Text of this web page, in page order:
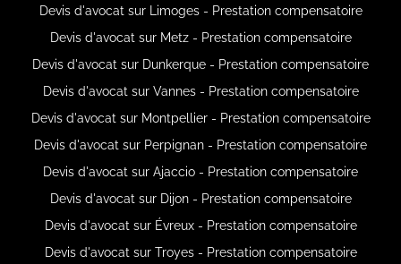
Devis d'avocat sur Limoges - Prestation compensatoire
Devis d'avocat sur Metz - Prestation compensatoire
Devis d'avocat sur Dunkerque - Prestation compensatoire
Devis d'avocat sur Vannes - Prestation compensatoire
Devis d'avocat sur Montpellier - Prestation compensatoire
Devis d'avocat sur Perpignan - Prestation compensatoire
Devis d'avocat sur Ajaccio - Prestation compensatoire
Devis d'avocat sur Dijon - Prestation compensatoire
Devis d'avocat sur Évreux - Prestation compensatoire
Devis d'avocat sur Troyes - Prestation compensatoire